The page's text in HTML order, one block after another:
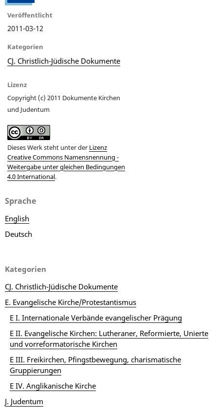
Veröffentlicht
2011-03-12
Kategorien
CJ. Christlich-Jüdische Dokumente
Lizenz
Copyright (c) 2011 Dokumente Kirchen
und Judentum
Dieses Werk steht unter der Lizenz
Creative Commons Namensnennung -
Weitergabe unter gleichen Bedingungen
4.0 International.
Sprache
English
Deutsch
Kategorien
CJ. Christlich-Jüdische Dokumente
E. Evangelische Kirche/Protestantismus
E I. Internationale Verbände evangelischer Prägung
E II. Evangelische Kirchen: Lutheraner, Reformierte, Unierte
und vorreformatorische Kirchen
E III. Freikirchen, Pfingstbewegung, charismatische
Gruppierungen
E IV. Anglikanische Kirche
J. Judentum